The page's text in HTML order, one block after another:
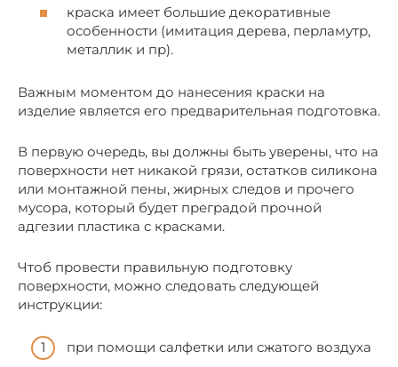
краска имеет большие декоративные
особенности (имитация дерева, перламутр,
металлик и пр).
Важным моментом до нанесения краски на
изделие является его предварительная подготовка.
В первую очередь, вы должны быть уверены, что на
поверхности нет никакой грязи, остатков силикона
или монтажной пены, жирных следов и прочего
мусора, который будет преградой прочной
адгезии пластика с красками.
Чтоб провести правильную подготовку
поверхности, можно следовать следующей
инструкции:
при помощи салфетки или сжатого воздуха